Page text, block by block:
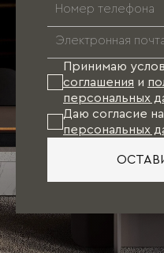
Принимаю
соглашения и
персональных
Даю согласие на
персональных